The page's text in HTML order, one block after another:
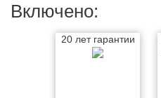
Включено:
20 лет гарантии